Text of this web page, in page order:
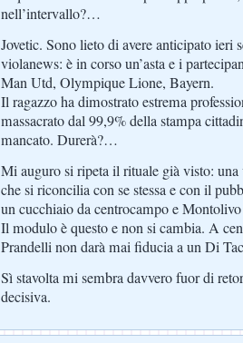
nell’intervallo?…
Jovetic. Sono lieto di avere anticipato ieri
violanews: è in corso un’asta e i
Man Utd, Olympique Lione, Bayern.
Il ragazzo ha dimostrato estrema
massacrato dal 99,9% della stampa
mancato. Durerà?…
Mi auguro si ripeta il rituale già visto:
che si riconcilia con se stessa e con il
un cucchiaio da centrocampo e
Il modulo è questo e non si cambia. A
Prandelli non darà mai fiducia a un Di
Sì stavolta mi sembra davvero fuor di
decisiva.